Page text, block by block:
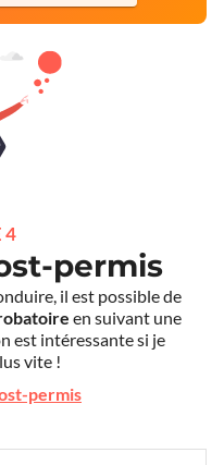
4
permis
il est possible de
en suivant une
est intéressante si je
vite !
permis